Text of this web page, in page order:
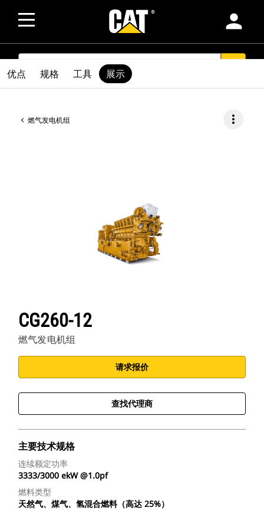
person
SEARCH
燃气发电机组 more_vert
CG260-12
燃气发电机组
请求报价
查找代理商
主要技术规格
连续额定功率
3333/3000 ekW @1.0pf
燃料类型
天然气、煤气、氢混合燃料（高达 25%）
优点 规格 工具 展示